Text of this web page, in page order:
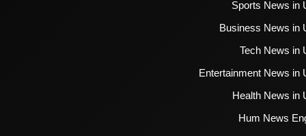
Sports News in
Business News in
Tech News in
Entertainment News in
Health News in
Hum News